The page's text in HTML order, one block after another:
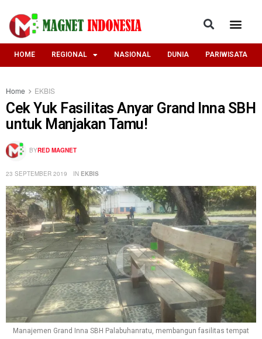
HOME REGIONAL NASIONAL DUNIA PARIWISATA
Home EKBIS
Cek Yuk Fasilitas Anyar Grand Inna SBH
untuk Manjakan Tamu!
BYRED MAGNET
23 SEPTEMBER 2019 IN EKBIS
Manajemen Grand Inna SBH Palabuhanratu, membangun fasilitas tempat